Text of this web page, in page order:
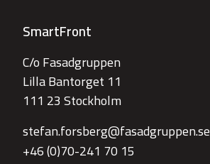
SmartFront
C/o Fasadgruppen
Lilla Bantorget 11
111 23 Stockholm
stefan.forsberg@fasadgruppen.se
+46 (0)70-241 70 15